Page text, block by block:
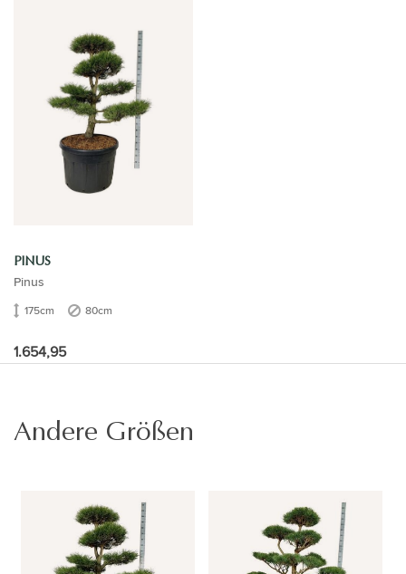
PINUS
Pinus
175cm 80cm
1.654,95
Andere Größen